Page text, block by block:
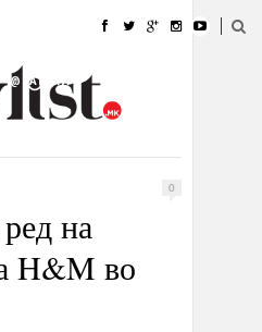
УБАВИНА
@РАБОТА
0
на
H&M во